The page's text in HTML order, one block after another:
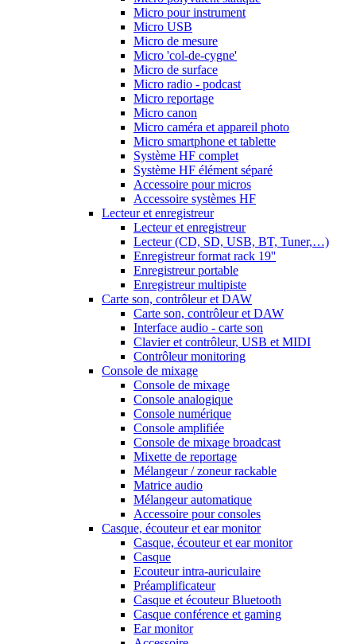
Micro pour instrument
Micro USB
Micro de mesure
Micro 'col-de-cygne'
Micro de surface
Micro radio - podcast
Micro reportage
Micro canon
Micro caméra et appareil photo
Micro smartphone et tablette
Système HF complet
Système HF élément séparé
Accessoire pour micros
Accessoire systèmes HF
Lecteur et enregistreur
Lecteur et enregistreur
Lecteur (CD, SD, USB, BT, Tuner,…)
Enregistreur format rack 19''
Enregistreur portable
Enregistreur multipiste
Carte son, contrôleur et DAW
Carte son, contrôleur et DAW
Interface audio - carte son
Clavier et contrôleur, USB et MIDI
Contrôleur monitoring
Console de mixage
Console de mixage
Console analogique
Console numérique
Console amplifiée
Console de mixage broadcast
Mixette de reportage
Mélangeur / zoneur rackable
Matrice audio
Mélangeur automatique
Accessoire pour consoles
Casque, écouteur et ear monitor
Casque, écouteur et ear monitor
Casque
Ecouteur intra-auriculaire
Préamplificateur
Casque et écouteur Bluetooth
Casque conférence et gaming
Ear monitor